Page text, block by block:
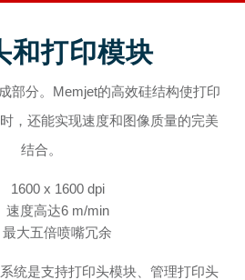
和打印模块
部分。Memjet的高效硅结构使打印
，还能实现速度和图像质量的完美
结合。
1600 x 1600 dpi
速度高达6 m/min
最大五倍喷嘴冗余
统是支持打印头模块、管理打印头